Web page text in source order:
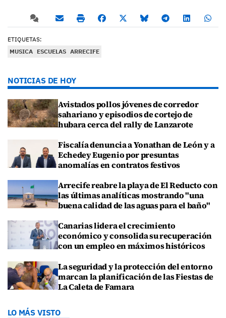
ETIQUETAS:
MUSICA ESCUELAS ARRECIFE
NOTICIAS DE HOY
Avistados pollos jóvenes de corredor
sahariano y episodios de cortejo de
hubara cerca del rally de Lanzarote
Fiscalía denuncia a Yonathan de León y a
Echedey Eugenio por presuntas
anomalías en contratos festivos
Arrecife reabre la playa de El Reducto con
las últimas analíticas mostrando "una
buena calidad de las aguas para el baño"
Canarias lidera el crecimiento
económico y consolida su recuperación
con un empleo en máximos históricos
La seguridad y la protección del entorno
marcan la planificación de las Fiestas de
La Caleta de Famara
LO MÁS VISTO